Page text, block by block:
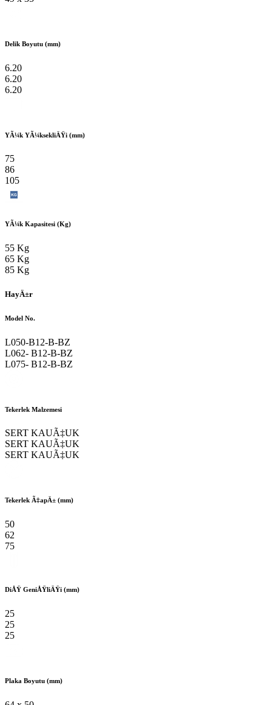
Delik Boyutu (mm)
6.20
6.20
6.20
YÃ¼k YÃ¼ksekliÄŸi (mm)
75
86
105
YÃ¼k Kapasitesi (Kg)
55 Kg
65 Kg
85 Kg
HayÄ±r
Model No.
L050-B12-B-BZ
L062- B12-B-BZ
L075- B12-B-BZ
Tekerlek Malzemesi
SERT KAUÃ‡UK
SERT KAUÃ‡UK
SERT KAUÃ‡UK
Tekerlek Ã‡apÄ± (mm)
50
62
75
DiÅŸ GeniÅŸliÄŸi (mm)
25
25
25
Plaka Boyutu (mm)